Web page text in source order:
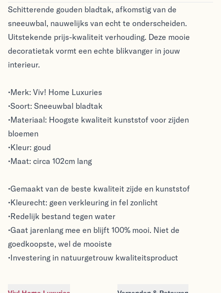
Schitterende gouden bladtak, afkomstig van de
sneeuwbal, nauwelijks van echt te onderscheiden.
Uitstekende prijs-kwaliteit verhouding. Deze mooie
decoratietak vormt een echte blikvanger in jouw
interieur.
•Merk: Viv! Home Luxuries
•Soort: Sneeuwbal bladtak
•Materiaal: Hoogste kwaliteit kunststof voor zijden
bloemen
•Kleur: goud
•Maat: circa 102cm lang
•Gemaakt van de beste kwaliteit zijde en kunststof
•Kleurecht: geen verkleuring in fel zonlicht
•Redelijk bestand tegen water
•Gaat jarenlang mee en blijft 100% mooi. Niet de
goedkoopste, wel de mooiste
•Investering in natuurgetrouw kwaliteitsproduct